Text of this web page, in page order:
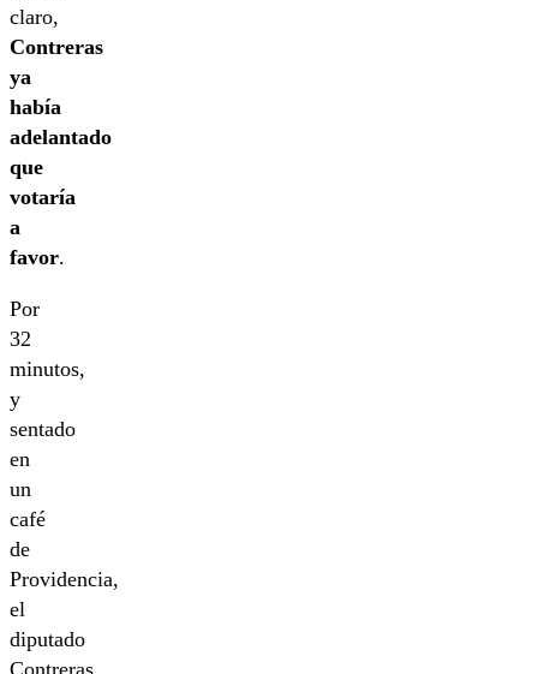
claro,
Contreras
ya
había
adelantado
que
votaría
a
favor.
Por
32
minutos,
y
sentado
en
un
café
de
Providencia,
el
diputado
Contreras